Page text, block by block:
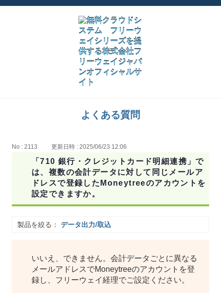
よくある質問
No : 2113 更新日時 : 2025/06/23 12:06
「710 銀行・クレジットカード明細連携」で
は、複数の会計データに対して同じメールア
ドレスで登録したMoneytreeのアカウントを
設定できますか。
製品を絞る： データ出力/取込
いいえ、できません。会計データごとに異なる
メールアドレスでMoneytreeのアカウントを登
録し、フリーウェイ経理でご設定ください。